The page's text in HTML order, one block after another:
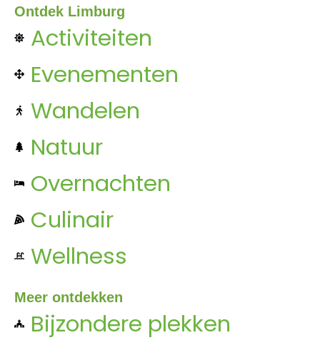
Ontdek Limburg
Activiteiten
Evenementen
Wandelen
Natuur
Overnachten
Culinair
Wellness
Meer ontdekken
Bijzondere plekken